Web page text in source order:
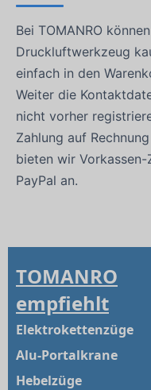
Bei TOMANRO
Druckluftwerkzeug
einfach in den
Weiter die
nicht vorher
Zahlung auf
bieten wir
PayPal an.
TOMANRO
empfiehlt
Elektrokettenzüge
Alu-Portalkrane
Hebelzüge